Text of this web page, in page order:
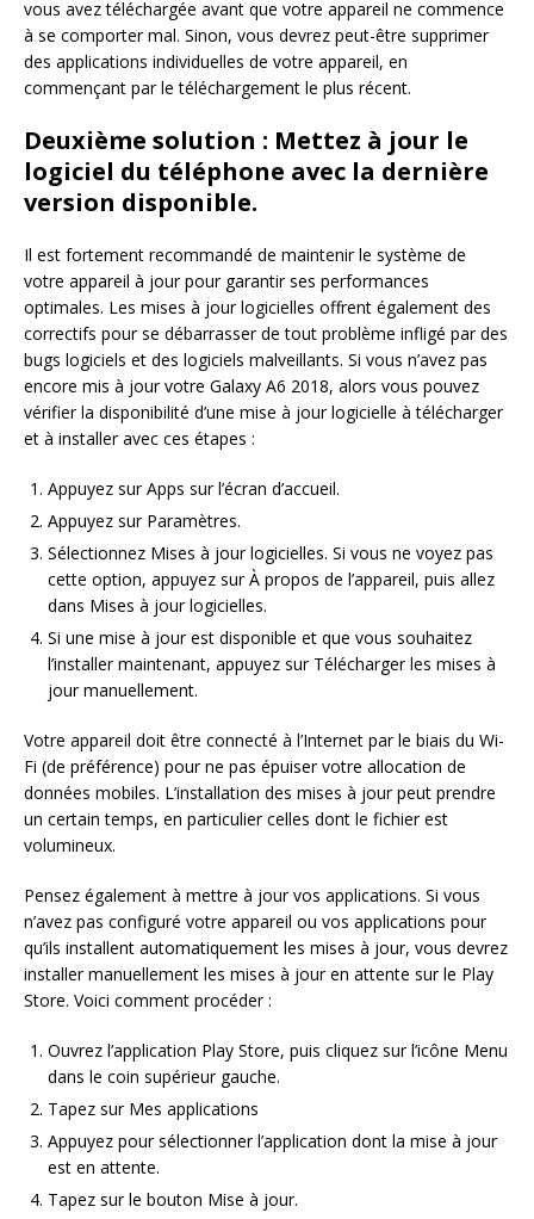
vous avez téléchargée avant que votre appareil ne commence
à se comporter mal. Sinon, vous devrez peut-être supprimer
des applications individuelles de votre appareil, en
commençant par le téléchargement le plus récent.
Deuxième solution : Mettez à jour le
logiciel du téléphone avec la dernière
version disponible.
Il est fortement recommandé de maintenir le système de
votre appareil à jour pour garantir ses performances
optimales. Les mises à jour logicielles offrent également des
correctifs pour se débarrasser de tout problème infligé par des
bugs logiciels et des logiciels malveillants. Si vous n’avez pas
encore mis à jour votre Galaxy A6 2018, alors vous pouvez
vérifier la disponibilité d’une mise à jour logicielle à télécharger
et à installer avec ces étapes :
Appuyez sur Apps sur l’écran d’accueil.
Appuyez sur Paramètres.
Sélectionnez Mises à jour logicielles. Si vous ne voyez pas
cette option, appuyez sur À propos de l’appareil, puis allez
dans Mises à jour logicielles.
Si une mise à jour est disponible et que vous souhaitez
l’installer maintenant, appuyez sur Télécharger les mises à
jour manuellement.
Votre appareil doit être connecté à l’Internet par le biais du Wi-
Fi (de préférence) pour ne pas épuiser votre allocation de
données mobiles. L’installation des mises à jour peut prendre
un certain temps, en particulier celles dont le fichier est
volumineux.
Pensez également à mettre à jour vos applications. Si vous
n’avez pas configuré votre appareil ou vos applications pour
qu’ils installent automatiquement les mises à jour, vous devrez
installer manuellement les mises à jour en attente sur le Play
Store. Voici comment procéder :
Ouvrez l’application Play Store, puis cliquez sur l’icône Menu
dans le coin supérieur gauche.
Tapez sur Mes applications
Appuyez pour sélectionner l’application dont la mise à jour
est en attente.
Tapez sur le bouton Mise à jour.